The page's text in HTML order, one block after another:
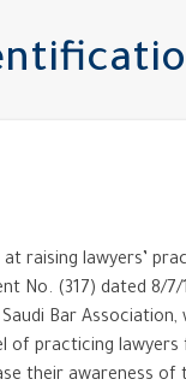
raising lawyers’
No. (317) dated 8/
Bar Association,
of practicing
their awareness of